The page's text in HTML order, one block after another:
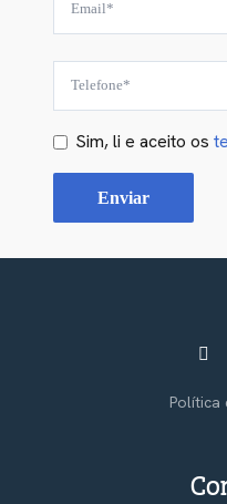
Sim, li e aceito os
Política